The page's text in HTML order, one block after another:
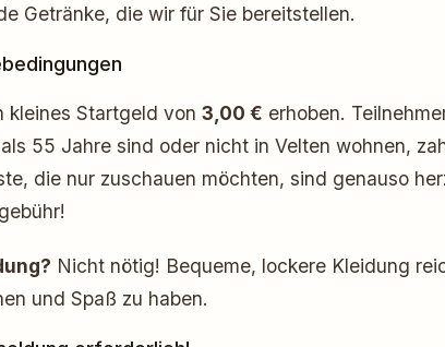
Getränke, die wir für Sie bereitstellen.
kleines Startgeld von3,00 € erhoben.
55 Jahre sind oder nicht in Velten wohnen,
die nur zuschauen möchten, sind genauso
Nicht nötig! Bequeme, lockere Kleidung
und Spaß zu haben.